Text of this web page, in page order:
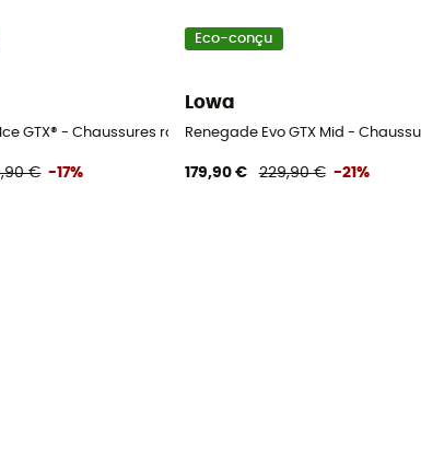
GTX® - Chaussures randonnée homme
€ -17%
Eco-conçu
Lowa
Renegade Evo GTX Mid -
179,90 € 229,90 € -21%